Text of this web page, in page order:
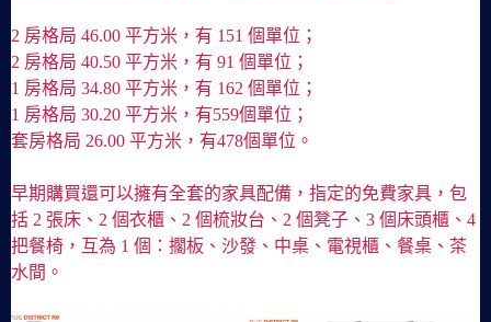
2 房格局 46.00 平方米，有 151 個單位；
2 房格局 40.50 平方米，有 91 個單位；
1 房格局 34.80 平方米，有 162 個單位；
1 房格局 30.20 平方米，有559個單位；
套房格局 26.00 平方米，有478個單位。
早期購買還可以擁有全套的家具配備，指定的免費家具，包
括 2 張床、2 個衣櫃、2 個梳妝台、2 個凳子、3 個床頭櫃、4
把餐椅，互為 1 個：擱板、沙發、中桌、電視櫃、餐桌、茶
水間。